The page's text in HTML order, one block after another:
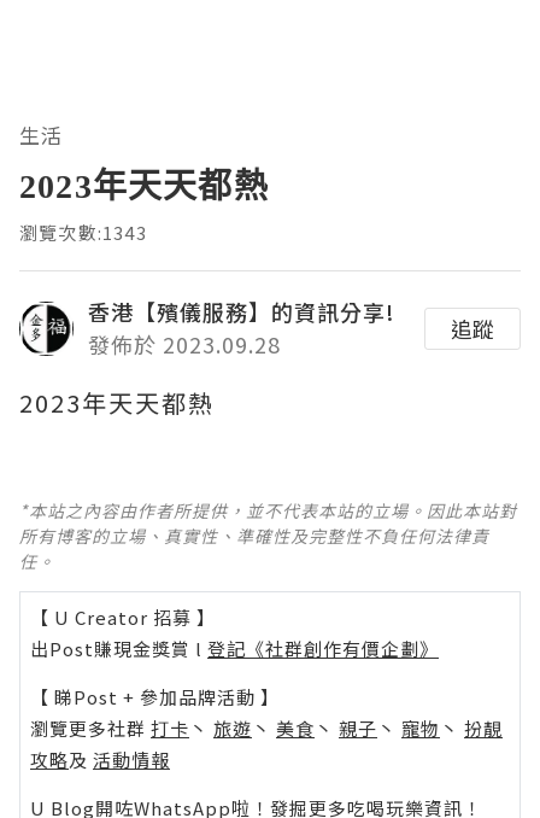
生活
2023年天天都熱
瀏覽次數:1343
香港【殯儀服務】的資訊分享!
發佈於 2023.09.28
追蹤
2023年天天都熱
*本站之內容由作者所提供，並不代表本站的立場。因此本站對
所有博客的立場、真實性、準確性及完整性不負任何法律責
任。
【 U Creator 招募 】
出Post賺現金獎賞 l 登記《社群創作有價企劃》
【 睇Post + 參加品牌活動 】
瀏覽更多社群 打卡 丶 旅遊 丶 美食 丶 親子 丶 寵物 丶 扮靚
攻略及 活動情報
U Blog開咗WhatsApp啦！發掘更多吃喝玩樂資訊！